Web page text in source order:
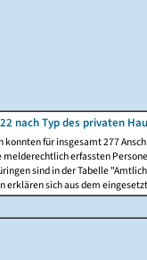
nach Typ des privaten
konnten für insgesamt 277
melderechtlich erfassten
sind in der Tabelle
erklären sich aus dem